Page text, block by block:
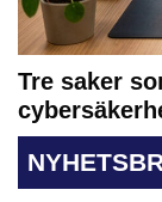
Tre saker